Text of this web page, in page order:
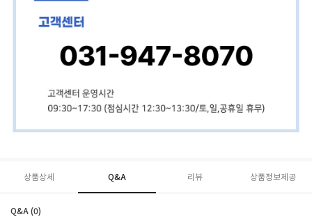
상품상세 Q&A 리뷰 상품정보제공
Q&A (0)